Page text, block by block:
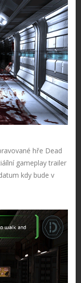
hře Dead
gameplay trailer
kdy bude v